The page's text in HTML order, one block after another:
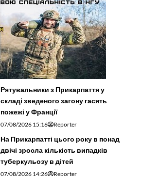
Рятувальники з Прикарпаття у
складі зведеного загону гасять
пожежі у Франції
07/08/2026 15:16 Reporter
На Прикарпатті цього року в понад
двічі зросла кількість випадків
туберкульозу в дітей
07/08/2026 14:26 Reporter